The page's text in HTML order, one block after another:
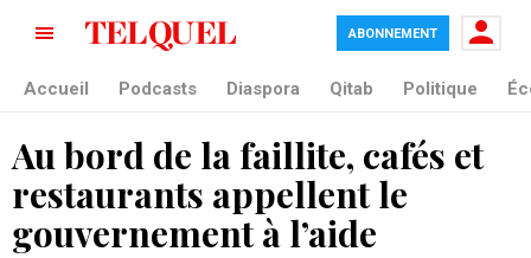
ABONNEMENT
Accueil Podcasts Diaspora Qitab Politique
Au bord de la faillite, cafés et
restaurants appellent le
gouvernement à l’aide